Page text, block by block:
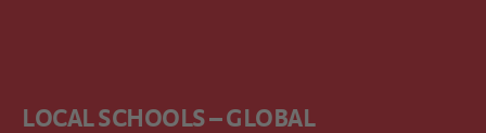
LOCAL SCHOOLS – GLOBAL